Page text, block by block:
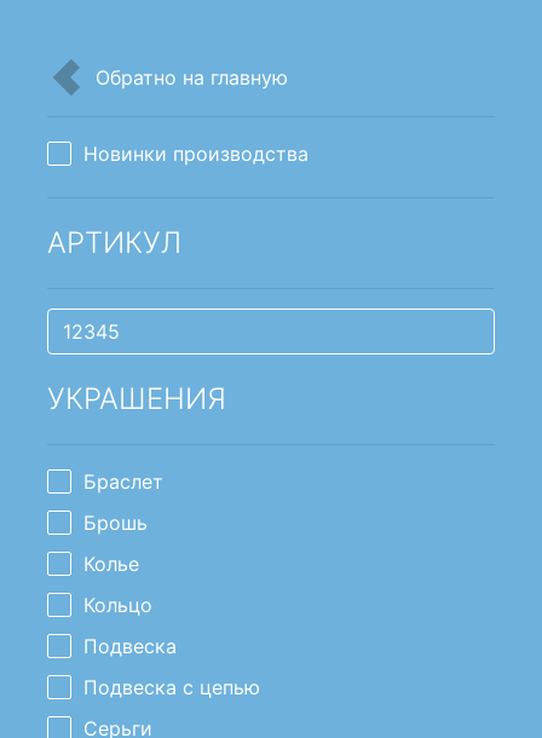
Обратно на главную
Новинки производства
АРТИКУЛ
УКРАШЕНИЯ
Браслет
Брошь
Колье
Кольцо
Подвеска
Подвеска с цепью
Серьги